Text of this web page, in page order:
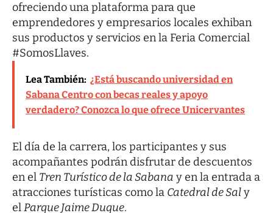
ofreciendo una plataforma para que
emprendedores y empresarios locales exhiban
sus productos y servicios en la Feria Comercial
#SomosLlaves.
Lea También: ¿Está buscando universidad en
Sabana Centro con becas reales y apoyo
verdadero? Conozca lo que ofrece Unicervantes
El día de la carrera, los participantes y sus
acompañantes podrán disfrutar de descuentos
en el Tren Turístico de la Sabana y en la entrada a
atracciones turísticas como la Catedral de Saly
elParque Jaime Duque.